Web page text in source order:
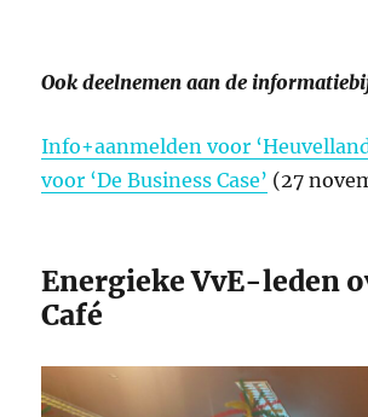
Ook deelnemen aan de
Info+aanmelden voor
voor ‘De Business Case’ (27
Energieke VvE-leden
Café